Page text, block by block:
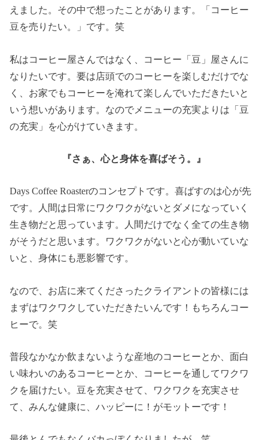
えました。その中で想ったことがあります。「コーヒー
豆を売りたい。」です。笑
私はコーヒー屋さんではなく、コーヒー「豆」屋さんに
なりたいです。要は店頭でのコーヒーを楽しむだけでな
く、お家でもコーヒーを淹れて楽しんでいただきたいと
いう想いがあります。なのでメニューの充実よりは「豆
の充実」を心がけていきます。
『さぁ、心と身体を喜ばそう。』
Days Coffee Roasterのコンセプトです。喜ばすのは心が先
です。人間は日常にワクワクがないとダメになっていく
生き物だと思っています。人間だけでなく全ての生き物
がそうだと思います。ワクワクがないと心が動いていな
いと、身体にも悪影響です。
なので、お店に来てくださったクライアントの皆様には
まずはワクワクしていただきたいんです！もちろんコー
ヒーで。笑
普段なかなか飲まないような産地のコーヒーとか、面白
い味わいのあるコーヒーとか、コーヒーを通してワクワ
クを届けたい。豆を充実させて、ワクワクを充実させ
て、みんな健康に、ハッピーに！がモットーです！